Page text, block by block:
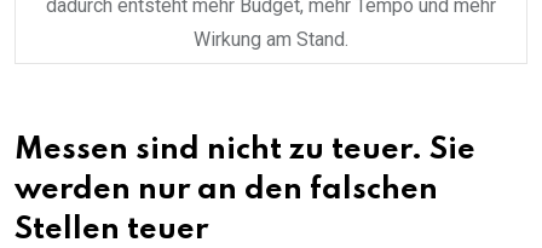
dadurch entsteht mehr Budget, mehr Tempo und mehr
Wirkung am Stand.
Messen sind nicht zu teuer. Sie
werden nur an den falschen
Stellen teuer